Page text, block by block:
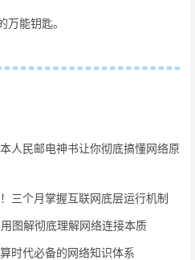
能钥匙。
人民邮电神书让你彻底搞懂网络原
三个月掌握互联网底层运行机制
图解彻底理解网络连接本质
时代必备的网络知识体系